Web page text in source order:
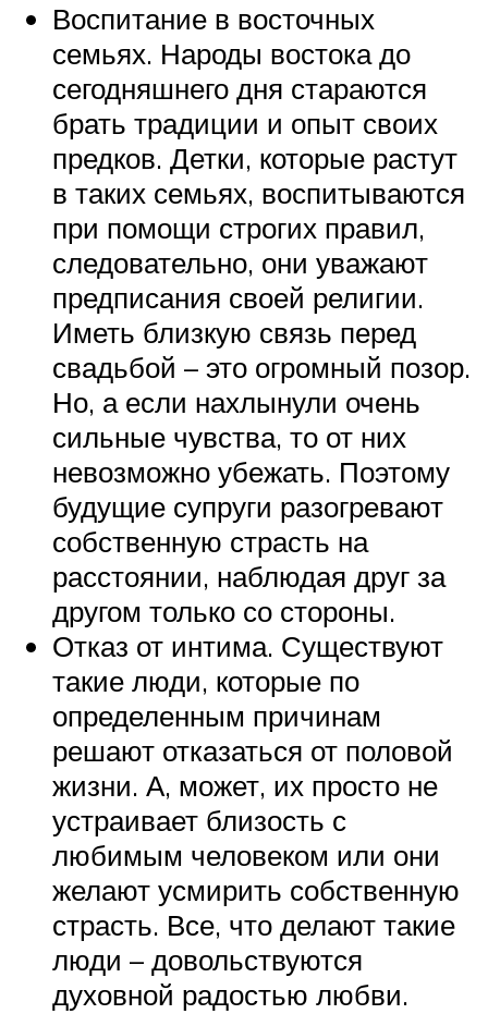
Воспитание в восточных
семьях. Народы востока до
сегодняшнего дня стараются
брать традиции и опыт своих
предков. Детки, которые растут
в таких семьях, воспитываются
при помощи строгих правил,
следовательно, они уважают
предписания своей религии.
Иметь близкую связь перед
свадьбой – это огромный позор.
Но, а если нахлынули очень
сильные чувства, то от них
невозможно убежать. Поэтому
будущие супруги разогревают
собственную страсть на
расстоянии, наблюдая друг за
другом только со стороны.
Отказ от интима. Существуют
такие люди, которые по
определенным причинам
решают отказаться от половой
жизни. А, может, их просто не
устраивает близость с
любимым человеком или они
желают усмирить собственную
страсть. Все, что делают такие
люди – довольствуются
духовной радостью любви.